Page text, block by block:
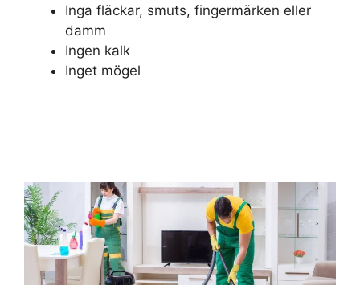
Inga fläckar, smuts, fingermärken eller
damm
Ingen kalk
Inget mögel